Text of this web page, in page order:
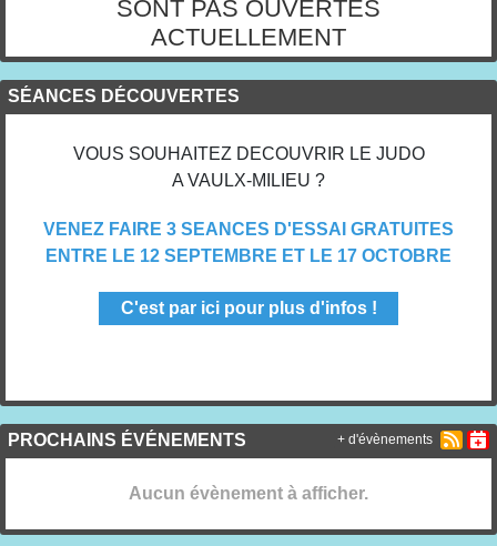
SONT PAS OUVERTES
ACTUELLEMENT
SÉANCES DÉCOUVERTES
VOUS SOUHAITEZ DECOUVRIR LE JUDO
A VAULX-MILIEU ?
VENEZ FAIRE 3 SEANCES D'ESSAI GRATUITES
ENTRE LE 12 SEPTEMBRE ET LE 17 OCTOBRE
C'est par ici pour plus d'infos !
PROCHAINS ÉVÉNEMENTS
Aucun évènement à afficher.
+ d'évènements